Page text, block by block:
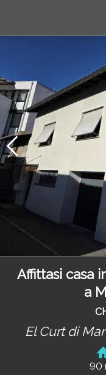
Affittasi casa
a
El Curt di
90